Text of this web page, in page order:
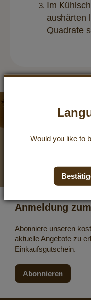
Im
aushärten
Quadrate
Anmeldung
Abonniere unseren
aktuelle Angebote zu
Einkaufsgutschein.
Abonnieren
Would you like to